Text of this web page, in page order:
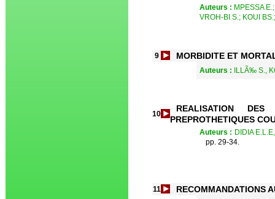
Auteurs : MPESSA
VROH-BI S.; KOUI
9 MORBIDITE ET
Auteurs : ILLÃ‰ S.,
10
REALISATION DES
PREPROTHETIQUES
Auteurs : DIDIA
pp. 29-34.
11 RECOMMANDATIONS